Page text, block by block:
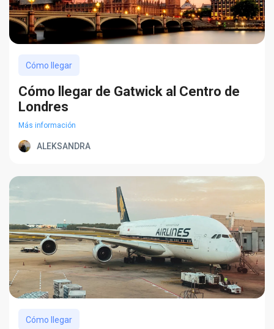
Cómo llegar
Cómo llegar de Gatwick al Centro de
Londres
Más información
ALEKSANDRA
Cómo llegar